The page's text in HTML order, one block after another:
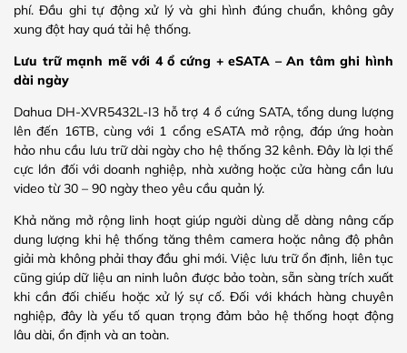
phí. Đầu ghi tự động xử lý và ghi hình đúng chuẩn, không gây
xung đột hay quá tải hệ thống.
Lưu trữ mạnh mẽ với 4 ổ cứng + eSATA – An tâm ghi hình
dài ngày
Dahua DH-XVR5432L-I3 hỗ trợ 4 ổ cứng SATA, tổng dung lượng
lên đến 16TB, cùng với 1 cổng eSATA mở rộng, đáp ứng hoàn
hảo nhu cầu lưu trữ dài ngày cho hệ thống 32 kênh. Đây là lợi thế
cực lớn đối với doanh nghiệp, nhà xưởng hoặc cửa hàng cần lưu
video từ 30 – 90 ngày theo yêu cầu quản lý.
Khả năng mở rộng linh hoạt giúp người dùng dễ dàng nâng cấp
dung lượng khi hệ thống tăng thêm camera hoặc nâng độ phân
giải mà không phải thay đầu ghi mới. Việc lưu trữ ổn định, liên tục
cũng giúp dữ liệu an ninh luôn được bảo toàn, sẵn sàng trích xuất
khi cần đối chiếu hoặc xử lý sự cố. Đối với khách hàng chuyên
nghiệp, đây là yếu tố quan trọng đảm bảo hệ thống hoạt động
lâu dài, ổn định và an toàn.